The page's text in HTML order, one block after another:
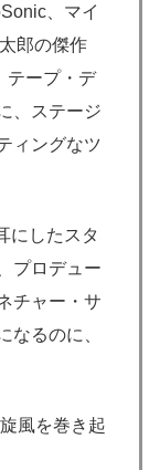
、マイ
郎の傑作
テープ・デ
、ステージ
ィングなツ
にしたスタ
プロデュー
チャー・サ
なるのに、
風を巻き起